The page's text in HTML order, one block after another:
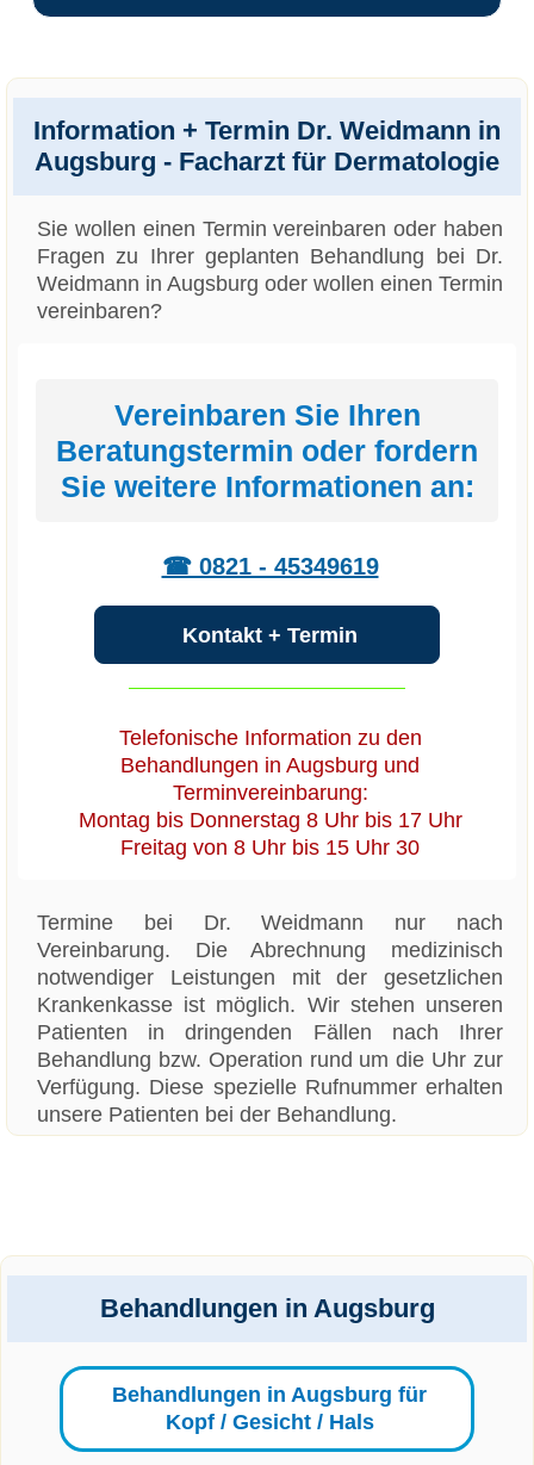
Information + Termin Dr. Weidmann in
Augsburg - Facharzt für Dermatologie
Sie wollen einen Termin vereinbaren oder haben
Fragen zu Ihrer geplanten Behandlung bei Dr.
Weidmann in Augsburg oder wollen einen Termin
vereinbaren?
Vereinbaren Sie Ihren
Beratungstermin oder fordern
Sie weitere Informationen an:
☎ 0821 - 45349619
Kontakt + Termin
Telefonische Information zu den
Behandlungen in Augsburg und
Terminvereinbarung:
Montag bis Donnerstag 8 Uhr bis 17 Uhr
Freitag von 8 Uhr bis 15 Uhr 30
Termine bei Dr. Weidmann nur nach
Vereinbarung. Die Abrechnung medizinisch
notwendiger Leistungen mit der gesetzlichen
Krankenkasse ist möglich. Wir stehen unseren
Patienten in dringenden Fällen nach Ihrer
Behandlung bzw. Operation rund um die Uhr zur
Verfügung. Diese spezielle Rufnummer erhalten
unsere Patienten bei der Behandlung.
Behandlungen in Augsburg
Behandlungen in Augsburg für
Kopf / Gesicht / Hals